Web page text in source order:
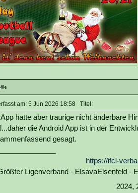
am: 5 Jun 2026 18:58 Titel:
hatte aber traurige nicht änderbare
die Android App ist in der
gesagt.
https://ifcl-
Ligenverband - ElsavaElsenfeld -
2024,